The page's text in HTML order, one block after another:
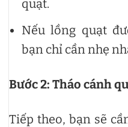
quạt.
Nếu lồng quạt
bạn chỉ cần nhẹ
Bước 2: Tháo cánh
Tiếp theo, bạn sẽ